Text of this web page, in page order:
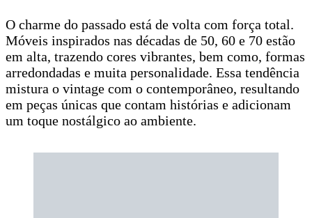
O charme do passado está de volta com força total.
Móveis inspirados nas décadas de 50, 60 e 70 estão
em alta, trazendo cores vibrantes, bem como, formas
arredondadas e muita personalidade. Essa tendência
mistura o vintage com o contemporâneo, resultando
em peças únicas que contam histórias e adicionam
um toque nostálgico ao ambiente.